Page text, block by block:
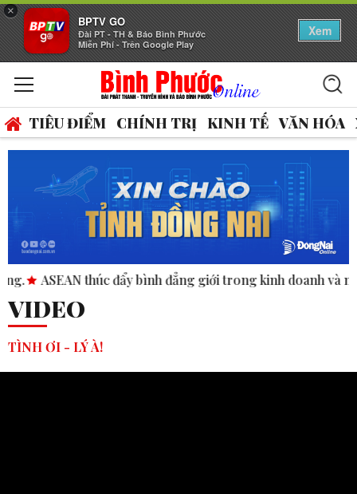
×
BPTV GO
Đài PT - TH & Báo Bình Phước
Miễn Phí - Trên Google Play
Xem
TIÊU ĐIỂM CHÍNH TRỊ KINH TẾ VĂN HÓA
đẳng giới trong kinh doanh và nhân quyền. FIFA thừa
VIDEO
TÌNH ƠI - LÝ À!